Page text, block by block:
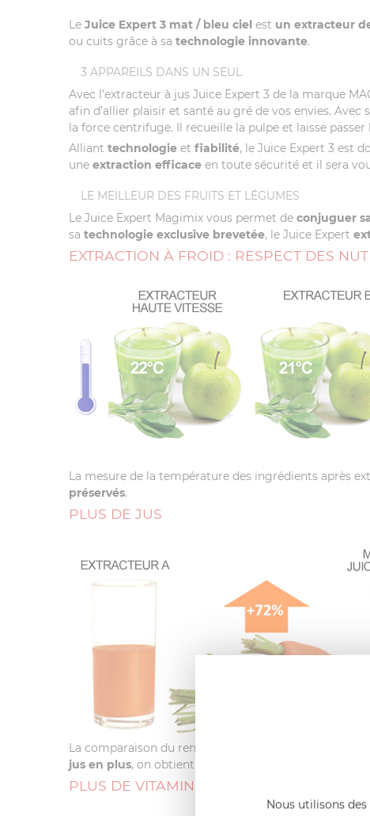
Le Juice Expert 3 mat / bleu ciel est un extracteur
ou cuits grâce à sa technologie innovante.
3 APPAREILS DANS UN SEUL
Avec l’extracteur à jus Juice Expert 3 de la marque
afin d’allier plaisir et santé au gré de vos envies. Avec
la force centrifuge. Il recueille la pulpe et laisse
Alliant technologie et fiabilité, le Juice Expert 3 est
une extraction efficace en toute sécurité et il sera
LE MEILLEUR DES FRUITS ET LÉGUMES
Le Juice Expert Magimix vous permet de conjuguer
sa technologie exclusive brevetée, le Juice Expert
EXTRACTION À FROID : RESPECT DES
La mesure de la température des ingrédients après
préservés.
PLUS DE JUS
La comparaison du rendement après l'extraction du
jus en plus, on obtient 248 grammes de jus avec le
PLUS DE VITAMINES ET DE MINÉRAUX
Nous utilisons